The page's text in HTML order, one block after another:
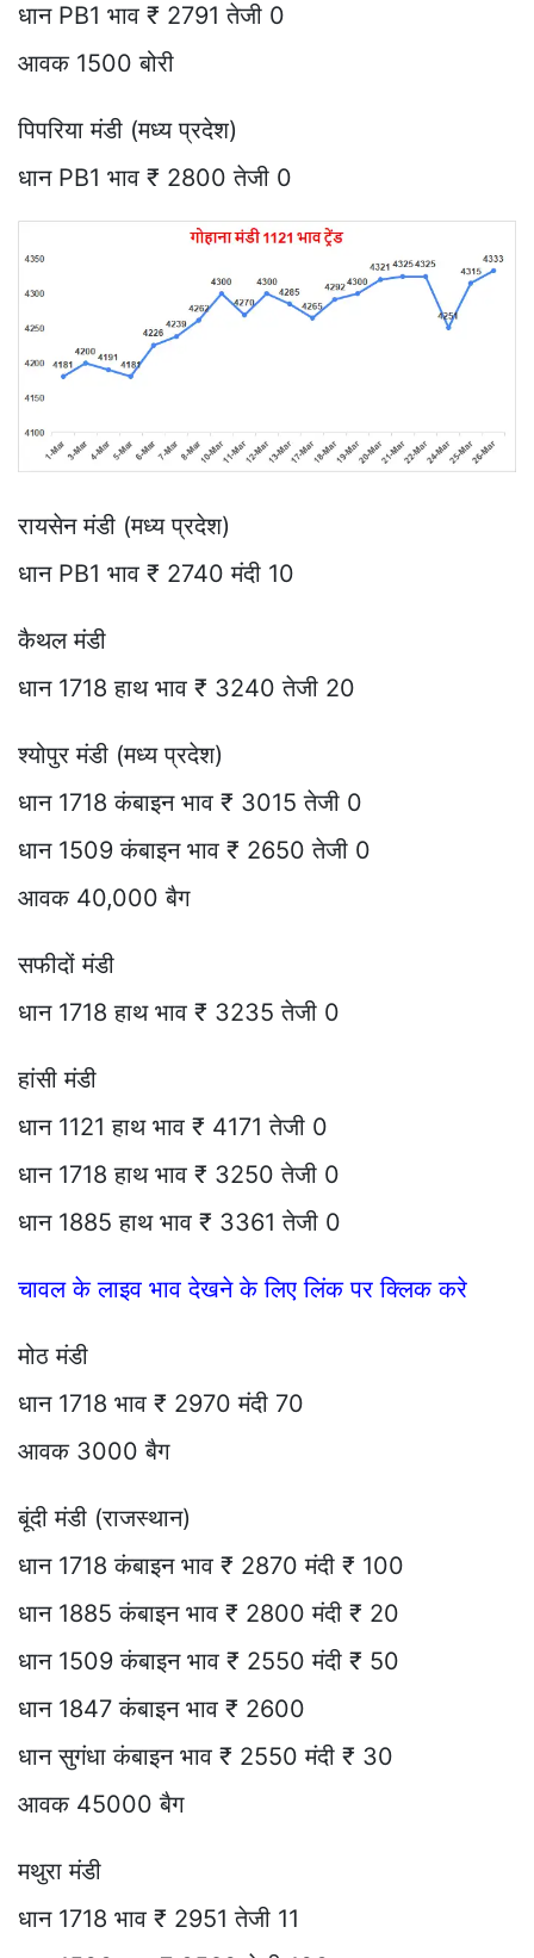
धान PB1 भाव ₹ 2791 तेजी 0
आवक 1500 बोरी
पिपरिया मंडी (मध्य प्रदेश)
धान PB1 भाव ₹ 2800 तेजी 0
रायसेन मंडी (मध्य प्रदेश)
धान PB1 भाव ₹ 2740 मंदी 10
कैथल मंडी
धान 1718 हाथ भाव ₹ 3240 तेजी 20
श्योपुर मंडी (मध्य प्रदेश)
धान 1718 कंबाइन भाव ₹ 3015 तेजी 0
धान 1509 कंबाइन भाव ₹ 2650 तेजी 0
आवक 40,000 बैग
सफीदों मंडी
धान 1718 हाथ भाव ₹ 3235 तेजी 0
हांसी मंडी
धान 1121 हाथ भाव ₹ 4171 तेजी 0
धान 1718 हाथ भाव ₹ 3250 तेजी 0
धान 1885 हाथ भाव ₹ 3361 तेजी 0
चावल के लाइव भाव देखने के लिए लिंक पर क्लिक करे
मोठ मंडी
धान 1718 भाव ₹ 2970 मंदी 70
आवक 3000 बैग
बूंदी मंडी (राजस्थान)
धान 1718 कंबाइन भाव ₹ 2870 मंदी ₹ 100
धान 1885 कंबाइन भाव ₹ 2800 मंदी ₹ 20
धान 1509 कंबाइन भाव ₹ 2550 मंदी ₹ 50
धान 1847 कंबाइन भाव ₹ 2600
धान सुगंधा कंबाइन भाव ₹ 2550 मंदी ₹ 30
आवक 45000 बैग
मथुरा मंडी
धान 1718 भाव ₹ 2951 तेजी 11